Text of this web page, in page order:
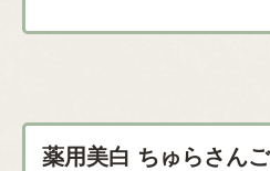
薬用美白 ちゅらさん